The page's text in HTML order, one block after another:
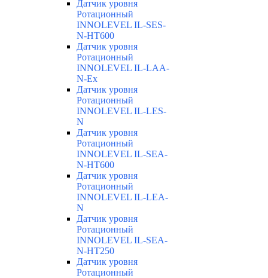
Датчик уровня
Ротационный
INNOLEVEL IL-SES-
N-HT600
Датчик уровня
Ротационный
INNOLEVEL IL-LAA-
N-Ex
Датчик уровня
Ротационный
INNOLEVEL IL-LES-
N
Датчик уровня
Ротационный
INNOLEVEL IL-SEA-
N-HT600
Датчик уровня
Ротационный
INNOLEVEL IL-LEA-
N
Датчик уровня
Ротационный
INNOLEVEL IL-SEA-
N-HT250
Датчик уровня
Ротационный